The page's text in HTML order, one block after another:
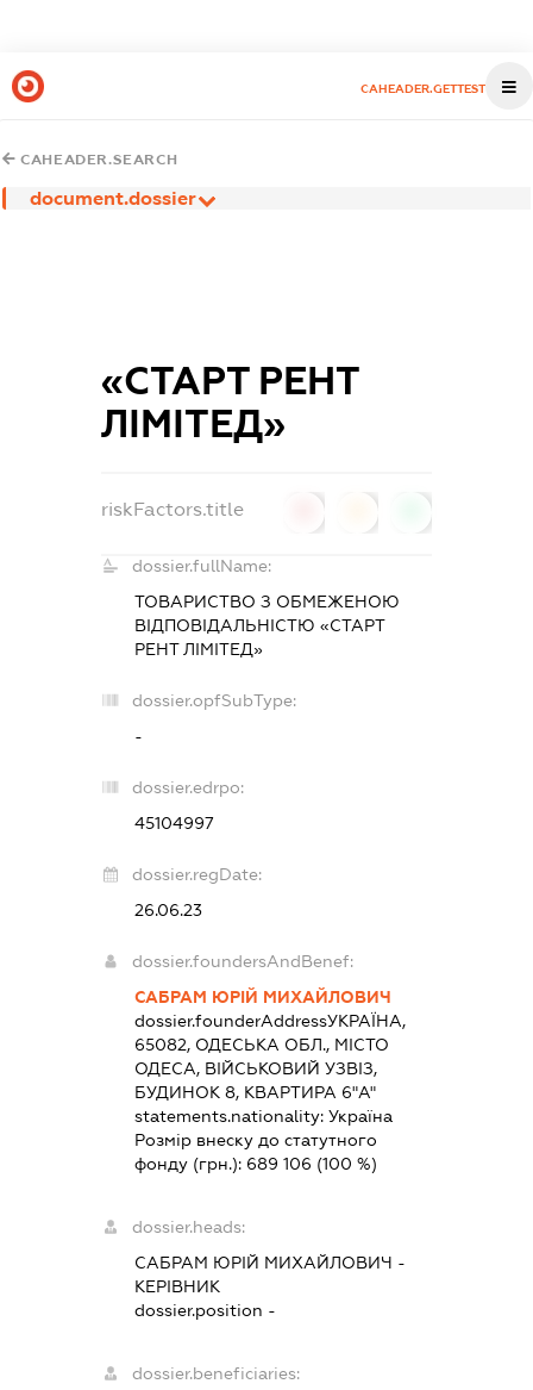
CAHEADER.GETTEST
CAHEADER.SEARCH
document.dossier
«СТАРТ РЕНТ
ЛІМІТЕД»
riskFactors.title
dossier.fullName:
ТОВАРИСТВО З ОБМЕЖЕНОЮ
ВІДПОВІДАЛЬНІСТЮ «СТАРТ
РЕНТ ЛІМІТЕД»
dossier.opfSubType:
-
dossier.edrpo:
45104997
dossier.regDate:
26.06.23
dossier.foundersAndBenef:
САБРАМ ЮРІЙ МИХАЙЛОВИЧ
dossier.founderAddressУКРАЇНА,
65082, ОДЕСЬКА ОБЛ., МІСТО
ОДЕСА, ВІЙСЬКОВИЙ УЗВІЗ,
БУДИНОК 8, КВАРТИРА 6"А"
statements.nationality: Україна
Розмір внеску до статутного
фонду (грн.): 689 106 (100 %)
dossier.heads:
САБРАМ ЮРІЙ МИХАЙЛОВИЧ -
КЕРІВНИК
dossier.position -
dossier.beneficiaries: